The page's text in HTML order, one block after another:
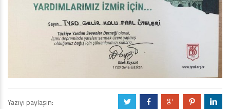
Yazıyı paylaşın: a b c d j